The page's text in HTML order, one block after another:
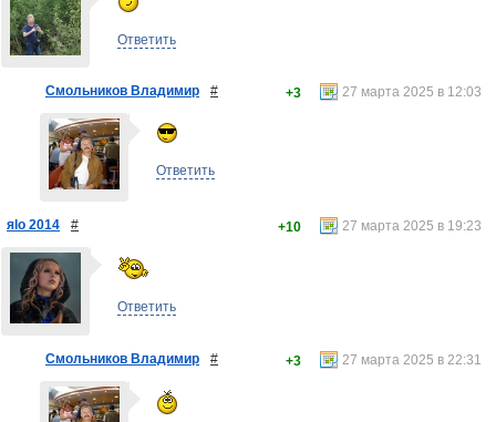
Ответить
Смольников Владимир # 27 марта 2025 в 12:03
+3
Ответить
яlo 2014 # 27 марта 2025 в 19:23
+10
Ответить
Смольников Владимир # 27 марта 2025 в 22:31
+3